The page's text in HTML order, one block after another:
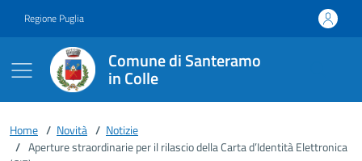
Regione Puglia
Comune di Santeramo
in Colle
Home / Novità / Notizie
/ Aperture straordinarie per il rilascio della Carta d’Identità Elettronica